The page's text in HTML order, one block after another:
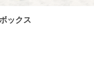
ックス